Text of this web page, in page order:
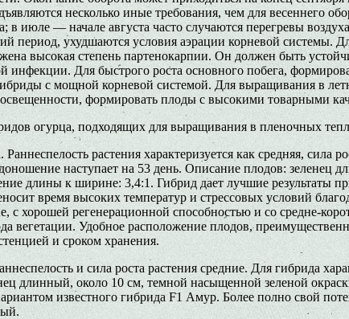
несколько иные требования, чем для весеннего
— начале августа часто случаются перегревы
период, ухудшаются условия аэрации корневой системы.
высокая степень партенокарпии. Он должен быть
инфекции. Для быстрого роста основного побега,
с мощной корневой системой. Для выращивания в
формировать плоды с высокими товарными
огурца, подходящих для выращивания в пленочных
растения характеризуется как средняя, сила
наступает на 53 день. Описание плодов:
длины к ширине: 3,4:1. Гибрид дает лучшие результаты
время высоких температур и стрессовых условий
регенерационной способностью и со средне-
вегетации. Удобное расположение плодов,
и сроком хранения.
и сила роста растения средние. Для гибрида
длинный, около 10 см, темной насыщенной зеленой
известного гибрида F1 Амур. Более полно свой